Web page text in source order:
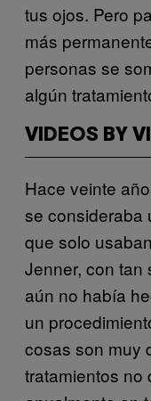
tus ojos. Pero
más
personas se
algún
VIDEOS BY
Hace veinte
se consideraba
que solo
Jenner, con tan
aún no había
un
cosas son muy
tratamientos no